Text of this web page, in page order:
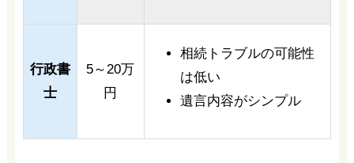
行政書
士
5～20万
円
相続トラブルの可能性
は低い
遺言内容がシンプル